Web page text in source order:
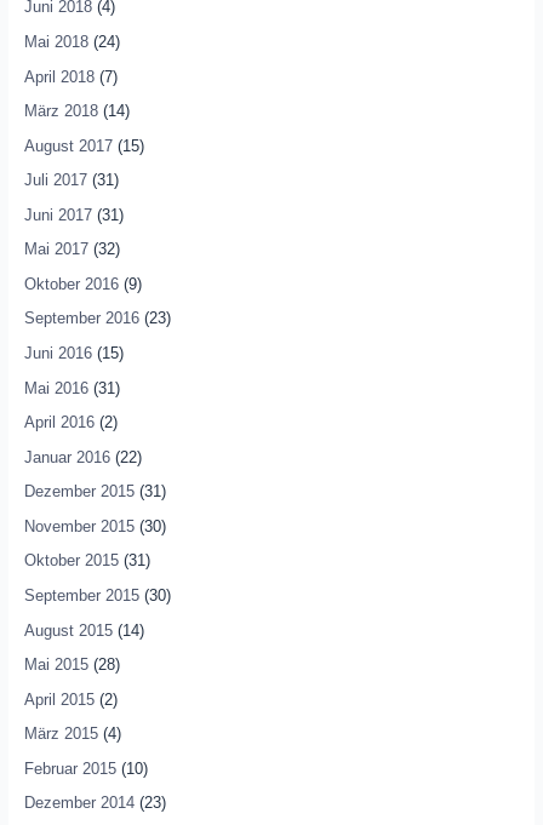
Juni 2018(4)
Mai 2018(24)
April 2018(7)
März 2018(14)
August 2017(15)
Juli 2017(31)
Juni 2017(31)
Mai 2017(32)
Oktober 2016(9)
September 2016(23)
Juni 2016(15)
Mai 2016(31)
April 2016(2)
Januar 2016(22)
Dezember 2015(31)
November 2015(30)
Oktober 2015(31)
September 2015(30)
August 2015(14)
Mai 2015(28)
April 2015(2)
März 2015(4)
Februar 2015(10)
Dezember 2014(23)